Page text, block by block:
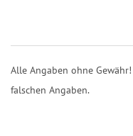
Alle Angaben ohne
falschen Angaben.